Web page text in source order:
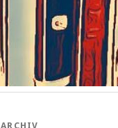
ARCHIV